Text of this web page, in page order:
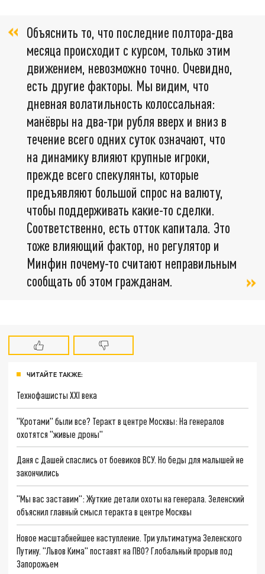
Объяснить то, что последние полтора-два
месяца происходит с курсом, только этим
движением, невозможно точно. Очевидно,
есть другие факторы. Мы видим, что
дневная волатильность колоссальная:
манёвры на два-три рубля вверх и вниз в
течение всего одних суток означают, что
на динамику влияют крупные игроки,
прежде всего спекулянты, которые
предъявляют большой спрос на валюту,
чтобы поддерживать какие-то сделки.
Соответственно, есть отток капитала. Это
тоже влияющий фактор, но регулятор и
Минфин почему-то считают неправильным
сообщать об этом гражданам.
ЧИТАЙТЕ ТАКЖЕ:
Технофашисты XXI века
"Кротами" были все? Теракт в центре Москвы: На генералов
охотятся "живые дроны"
Даня с Дашей спаслись от боевиков ВСУ. Но беды для малышей не
закончились
"Мы вас заставим": Жуткие детали охоты на генерала. Зеленский
объяснил главный смысл теракта в центре Москвы
Новое масштабнейшее наступление. Три ультиматума Зеленского
Путину. "Львов Кима" поставят на ПВО? Глобальный прорыв под
Запорожьем